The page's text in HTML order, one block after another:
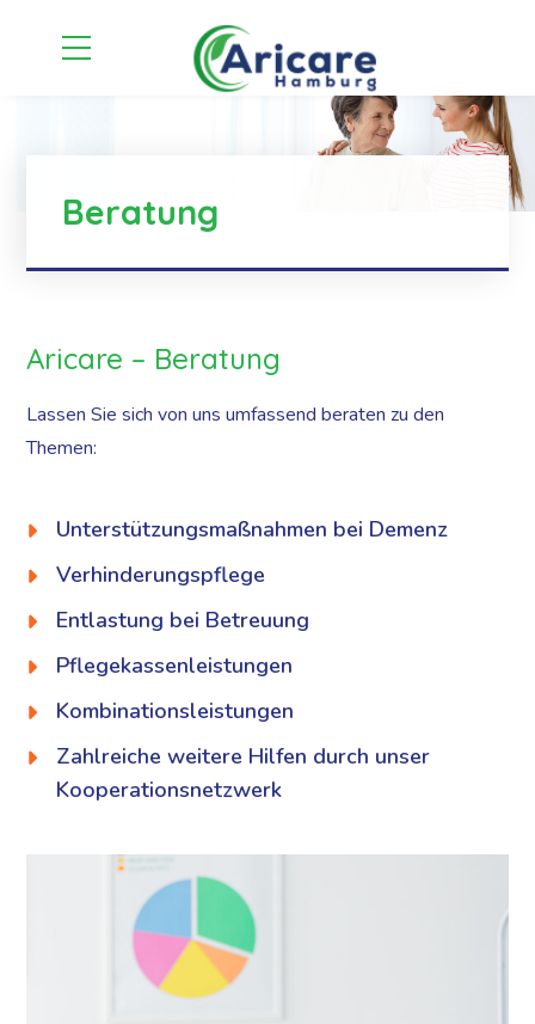
Beratung
Aricare – Beratung
Lassen Sie sich von uns umfassend beraten zu den
Themen:
Unterstützungsmaßnahmen bei Demenz
Verhinderungspflege
Entlastung bei Betreuung
Pflegekassenleistungen
Kombinationsleistungen
Zahlreiche weitere Hilfen durch unser
Kooperationsnetzwerk